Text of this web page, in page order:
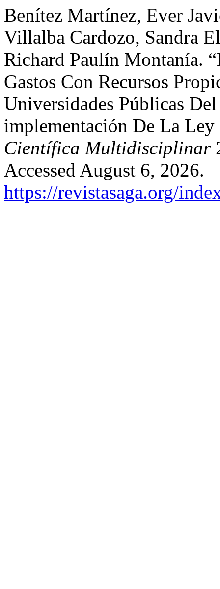
Benítez Martínez, Ever
Villalba Cardozo, Sandra
Richard Paulín Montanía.
Gastos Con Recursos
Universidades Públicas
implementación De La
Científica Multidisciplinar
Accessed August 6, 2026.
https://revistasaga.org/